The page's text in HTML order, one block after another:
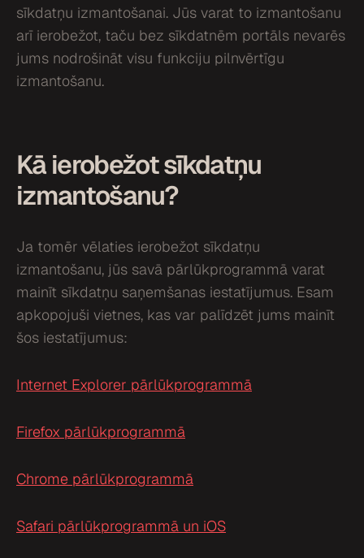
sīkdatņu izmantošanai. Jūs varat to izmantošanu
arī ierobežot, taču bez sīkdatnēm portāls nevarēs
jums nodrošināt visu funkciju pilnvērtīgu
izmantošanu.
Kā ierobežot sīkdatņu
izmantošanu?
Ja tomēr vēlaties ierobežot sīkdatņu
izmantošanu, jūs savā pārlūkprogrammā varat
mainīt sīkdatņu saņemšanas iestatījumus. Esam
apkopojuši vietnes, kas var palīdzēt jums mainīt
šos iestatījumus:
Internet Explorer pārlūkprogrammā
Firefox pārlūkprogrammā
Chrome pārlūkprogrammā
Safari pārlūkprogrammā un iOS